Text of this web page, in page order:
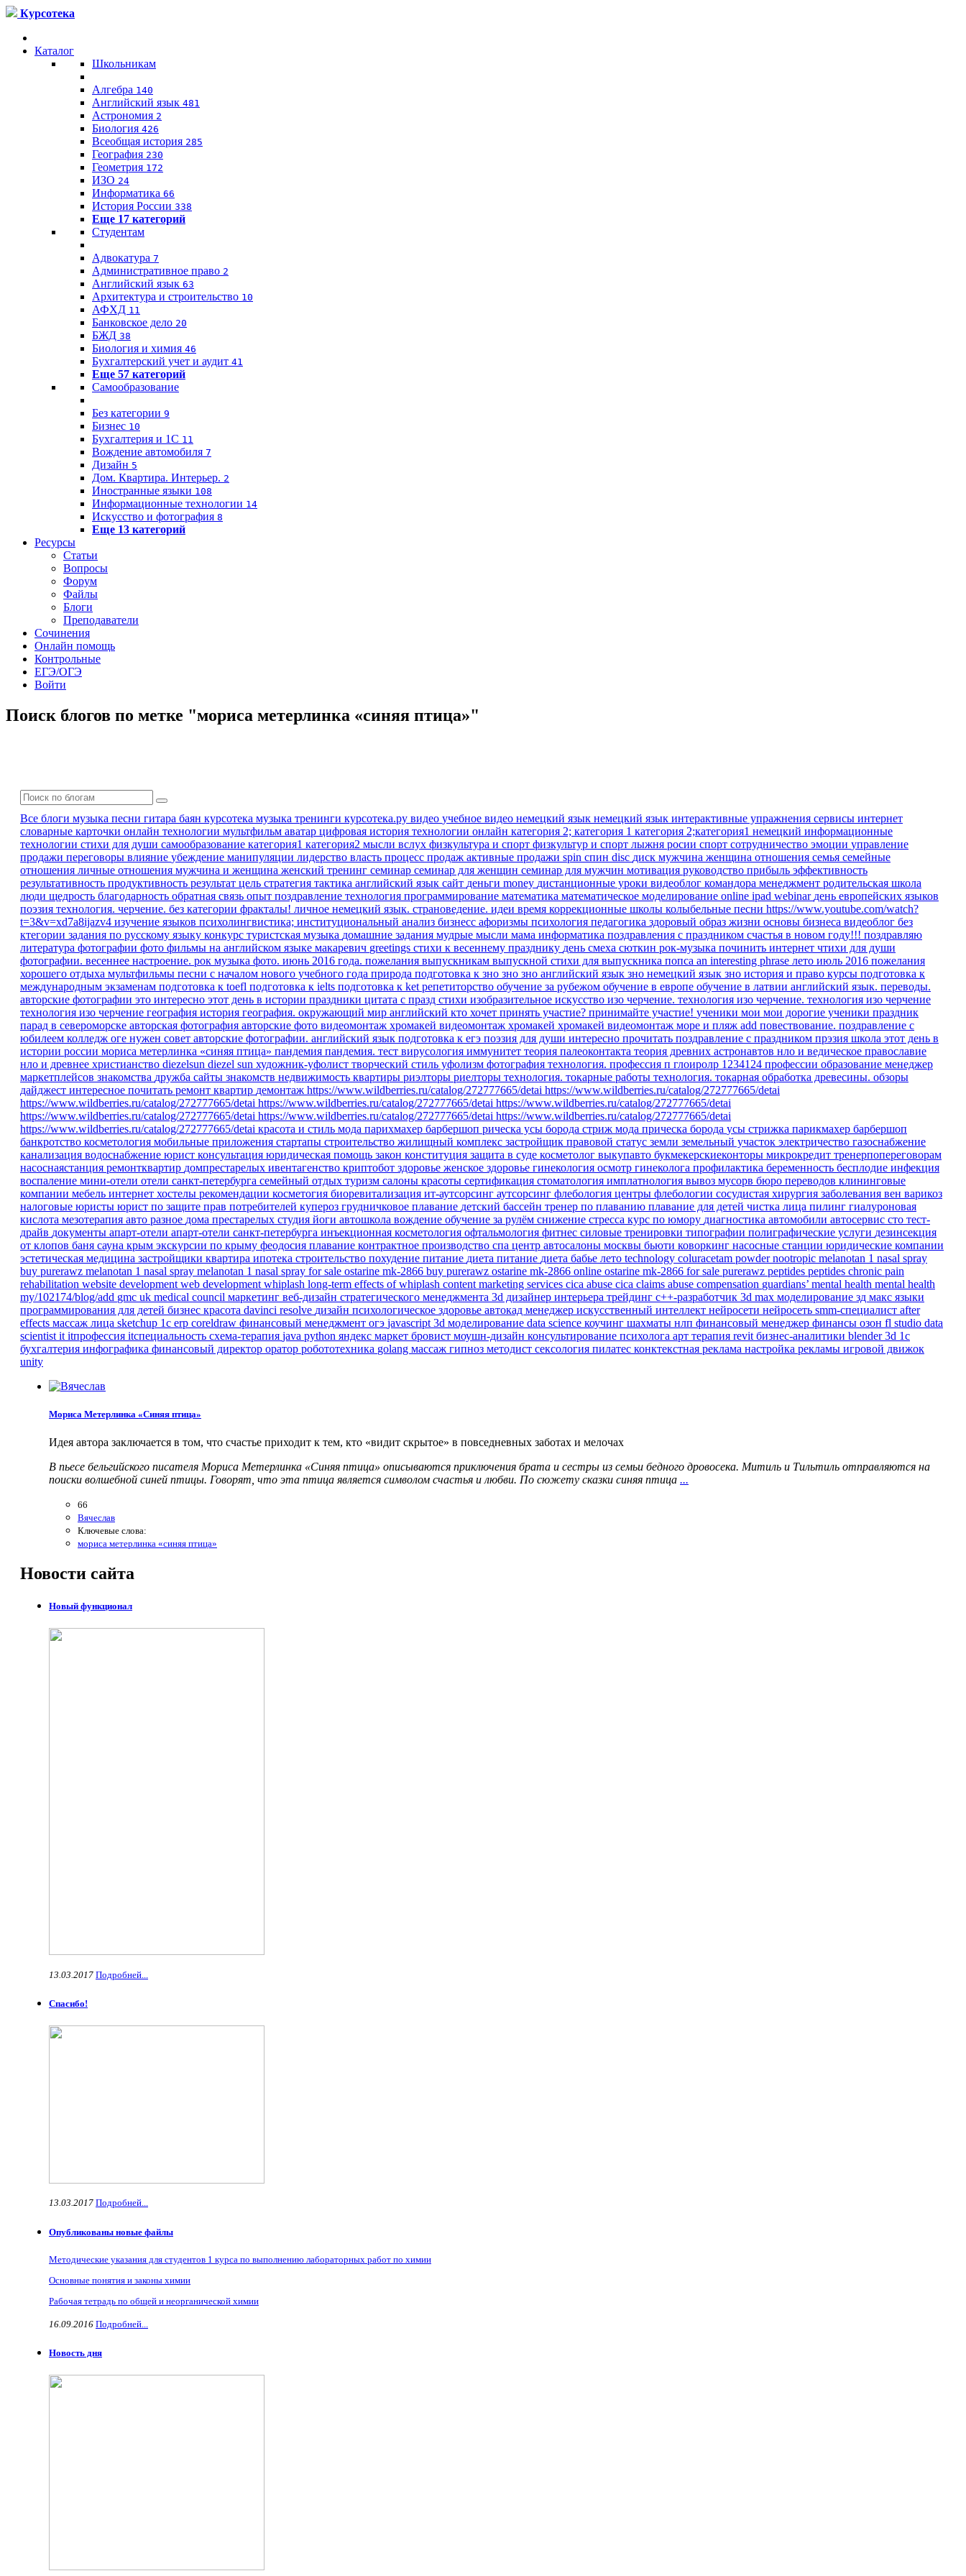
Курсотека
Каталог
Школьникам
Алгебра 140
Английский язык 481
Астрономия 2
Биология 426
Всеобщая история 285
География 230
Геометрия 172
ИЗО 24
Информатика 66
История России 338
Еще 17 категорий
Студентам
Адвокатура 7
Административное право 2
Английский язык 63
Архитектура и строительство 10
АФХД 11
Банковское дело 20
БЖД 38
Биология и химия 46
Бухгалтерский учет и аудит 41
Еще 57 категорий
Самообразование
Без категории 9
Бизнес 10
Бухгалтерия и 1C 11
Вождение автомобиля 7
Дизайн 5
Дом. Квартира. Интерьер. 2
Иностранные языки 108
Информационные технологии 14
Искусство и фотография 8
Еще 13 категорий
Ресурсы
Статьи
Вопросы
Форум
Файлы
Блоги
Преподаватели
Сочинения
Онлайн помощь
Контрольные
ЕГЭ/ОГЭ
Войти
Поиск блогов по метке "мориса метерлинка «синяя птица»"
Все блоги музыка песни гитара баян курсотека музыка тренинги курсотека.ру видео учебное видео немецкий язык немецкий язык интерактивные упражнения сервисы интернет
словарные карточки онлайн технологии мультфильм аватар цифровая история технологии онлайн категория 2; категория 1 категория 2;категория1 немецкий информационные
технологии стихи для души самообразование категория1 категория2 мысли вслух физкультура и спорт физкультур и спорт лыжня росии спорт сотрудничество эмоции управление
продажи переговоры влияние убеждение манипуляции лидерство власть процесс продаж активные продажи spin спин disc диск мужчина женщина отношения семья семейные
отношения личные отношения мужчина и женщина женский тренинг семинар семинар для женщин семинар для мужчин мотивация руководство прибыль эффективность
результативность продуктивность результат цель стратегия тактика английский язык сайт деньги money дистанционные уроки видеоблог командора менеджмент родительская школа
люди щедрость благодарность обратная связь опыт поздравление технология программирование математика математическое моделирование online ipad webinar день европейских языков
поэзия технология. черчение. без категории фракталы! личное немецкий язык. страноведение. идеи время коррекционные школы колыбельные песни https://www.youtube.com/watch?
t=3&v=xd7a8ijazv4 изучение языков психолингвистика; институциональный анализ бизнесс афоризмы психология педагогика здоровый образ жизни основы бизнеса видеоблог без
ктегории задания по русскому языку конкурс туристская музыка домашние задания мудрые мысли мама информатика поздравления с праздником счастья в новом году!!! поздравляю
литература фотографии фото фильмы на английском языке макаревич greetings стихи к весеннему празднику день смеха сюткин рок-музыка починить интернет чтихи для души
фотографии. весеннее настроение. рок музыка фото. июнь 2016 года. пожелания выпускникам выпускной стихи для выпускника попса an interesting phrase лето июль 2016 пожелания
хорошего отдыха мультфильмы песни с началом нового учебного года природа подготовка к зно зно зно английский язык зно немецкий язык зно история и право курсы подготовка к
международным экзаменам подготовка к toefl подготовка к ielts подготовка к ket репетиторство обучение за рубежом обучение в европе обучение в латвии английский язык. переводы.
авторские фотографии это интересно этот день в истории праздники цитата с празд стихи изобразительное искусство изо черчение. технология изо черчение. технология изо черчение
технология изо черчение география история география. окружающий мир английский кто хочет принять участие? принимайте участие! ученики мои мои дорогие ученики праздник
парад в североморске авторская фотография авторские фото видеомонтаж хромакей видеомонтаж хромакей хромакей видеомонтаж море и пляж add повествование. поздравление с
юбилеем колледж оге нужен совет авторские фотографии. английский язык подготовка к егэ поэзия для души интересно прочитать поздравление с праздником прэзия школа этот день в
истории россии мориса метерлинка «синяя птица» пандемия пандемия. тест вирусология иммунитет теория палеоконтакта теория древних астронавтов нло и ведическое православие
нло и древнее христианство diezelsun diezel sun художник-уфолист творческий стиль уфолизм фотография технология. профессия п глоиролр 1234124 профессии образование менеджер
маркетплейсов знакомства дружба сайты знакомств недвижимость квартиры риэлторы риелторы технология. токарные работы технология. токарная обработка древесины. обзоры
дайджест интересное почитать ремонт квартир демонтаж https://www.wildberries.ru/catalog/272777665/detai https://www.wildberries.ru/catalog/272777665/detai
https://www.wildberries.ru/catalog/272777665/detai https://www.wildberries.ru/catalog/272777665/detai https://www.wildberries.ru/catalog/272777665/detai
https://www.wildberries.ru/catalog/272777665/detai https://www.wildberries.ru/catalog/272777665/detai https://www.wildberries.ru/catalog/272777665/detai
https://www.wildberries.ru/catalog/272777665/detai красота и стиль мода парихмахер барбершоп рическа усы борода стриж мода прическа борода усы стрижка парикмахер барбершоп
банкротство косметология мобильные приложения стартапы строительство жилищный комплекс застройщик правовой статус земли земельный участок электричество газоснабжение
канализация водоснабжение юрист консультация юридическая помощь закон конституция защита в суде косметолог выкупавто букмекерскиеконторы микрокредит тренерпопереговорам
насоснаястанция ремонтквартир домпрестарелых ивентагенство криптобот здоровье женское здоровье гинекология осмотр гинеколога профилактика беременность бесплодие инфекция
воспаление мини-отели отели санкт-петербурга семейный отдых туризм салоны красоты сертификация стоматология имплатнология вывоз мусорв бюро переводов клининговые
компании мебель интернет хостелы рекомендации косметогия биоревитализация ит-аутсорсинг аутсорсинг флебология центры флебологии сосудистая хирургия заболевания вен варикоз
налоговые юристы юрист по защите прав потребителей купероз грудничковое плавание детский бассейн тренер по плаванию плавание для детей чистка лица пилинг гиалуроновая
кислота мезотерапия авто разное дома престарелых студия йоги автошкола вождение обучение за рулём снижение стресса курс по юмору диагностика автомобили автосервис сто тест-
драйв документы апарт-отели апарт-отели санкт-петербурга инъекционная косметология офтальмология фитнес силовые тренировки типографии полиграфические услуги дезинсекция
от клопов баня сауна крым экскурсии по крыму феодосия плавание контрактное производство спа центр автосалоны москвы бьюти коворкинг насосные станции юридические компании
эстетическая медицина застройщики квартира ипотека строительство похудение питание диета питание диета бабье лето technology coluracetam powdernootropic melanotan 1 nasal spray
buy purerawz melanotan 1 nasal spray melanotan 1 nasal spray for sale ostarine mk-2866 buy purerawz ostarine mk-2866 online ostarine mk-2866 for sale purerawz peptides peptides chronic pain
rehabilitation website development web development whiplash long-term effects of whiplash content marketing services cica abuse cica claims abuse compensation guardians’ mental health mental health
my/102174/blog/add gmc uk medical council маркетинг веб-дизайн стратегического менеджмента 3d дизайнер интерьера трейдинг c++-разработчик 3d max моделирование зд макс языки
программирования для детей бизнес красота davinci resolve дизайн психологическое здоровье автокад менеджер искусственный интеллект нейросети нейросеть smm-специалист after
effects массаж лица sketchup 1с erp coreldraw финансовый менеджмент огэ javascript 3d моделирование data science коучинг шахматы нлп финансовый менеджер финансы озон fl studio data
scientist it itпрофессия itспециальность схема-терапия java python яндекс маркет бровист моушн-дизайн консультирование психолога арт терапия revit бизнес-аналитики blender 3d 1с
бухгалтерия инфографика финансовый директор оратор робототехника golang массаж гипноз методист сексология пилатес конктекстная реклама настройка рекламы игровой движок
unity
Мориса Метерлинка «Синяя птица»
Идея автора заключается в том, что счастье приходит к тем, кто «видит скрытое» в повседневных заботах и мелочах
В пьесе бельгийского писателя Мориса Метерлинка «Синяя птица» описываются приключения брата и сестры из семьи бедного дровосека. Митиль и Тильтиль отправляются на
поиски волшебной синей птицы. Говорят, что эта птица является символом счастья и любви. По сюжету сказки синяя птица ...
66
Вячеслав
Ключевые слова:
мориса метерлинка «синяя птица»
Новости сайта
Новый функционал
13.03.2017 Подробней...
Спасибо!
13.03.2017 Подробней...
Опубликованы новые файлы
Методические указания для студентов 1 курса по выполнению лабораторных работ по химии
Основные понятия и законы химии
Рабочая тетрадь по общей и неорганической химии
16.09.2016 Подробней...
Новость дня